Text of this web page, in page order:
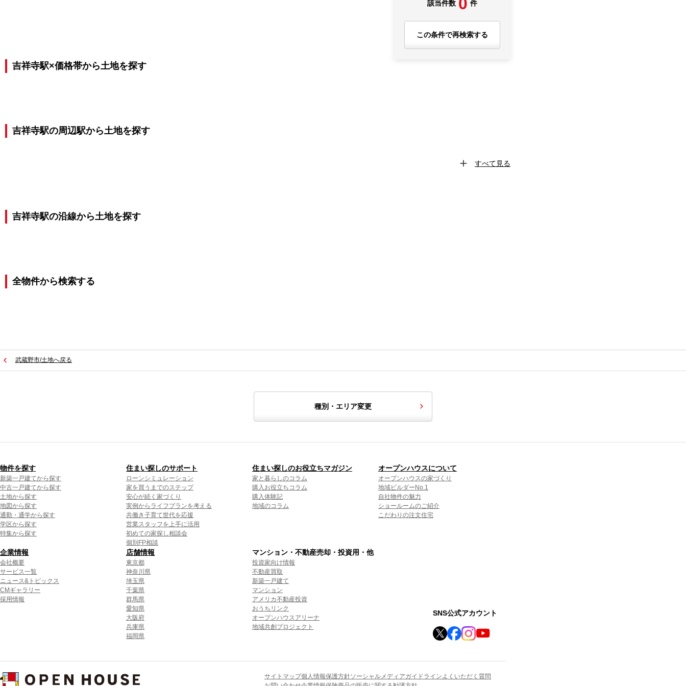
該当件数 件
この条件で再検索する
吉祥寺駅×価格帯から土地を探す
吉祥寺駅の周辺駅から土地を探す
すべて見る
吉祥寺駅の沿線から土地を探す
全物件から検索する
武蔵野市/土地へ戻る
種別・エリア変更
物件を探す
新築一戸建てから探す
中古一戸建てから探す
土地から探す
地図から探す
通勤・通学から探す
学区から探す
特集から探す
住まい探しのサポート
ローンシミュレーション
家を買うまでのステップ
安心が続く家づくり
実例からライフプランを考える
共働き子育て世代を応援
営業スタッフを上手に活用
初めての家探し相談会
個別FP相談
住まい探しのお役立ちマガジン
家と暮らしのコラム
購入お役立ちコラム
購入体験記
地域のコラム
オープンハウスについて
オープンハウスの家づくり
地域ビルダーNo.1
自社物件の魅力
ショールームのご紹介
こだわりの注文住宅
企業情報
会社概要
サービス一覧
ニュース&トピックス
CMギャラリー
採用情報
店舗情報
東京都
神奈川県
埼玉県
千葉県
群馬県
愛知県
大阪府
兵庫県
福岡県
マンション・不動産売却・投資用・他
投資家向け情報
不動産買取
新築一戸建て
マンション
アメリカ不動産投資
おうちリンク
オープンハウスアリーナ
地域共創プロジェクト
SNS公式アカウント
サイトマップ個人情報保護方針ソーシャルメディアガイドラインよくいただく質問